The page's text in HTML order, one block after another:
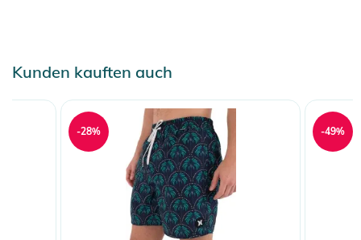
Kunden kauften auch
-28% -49%